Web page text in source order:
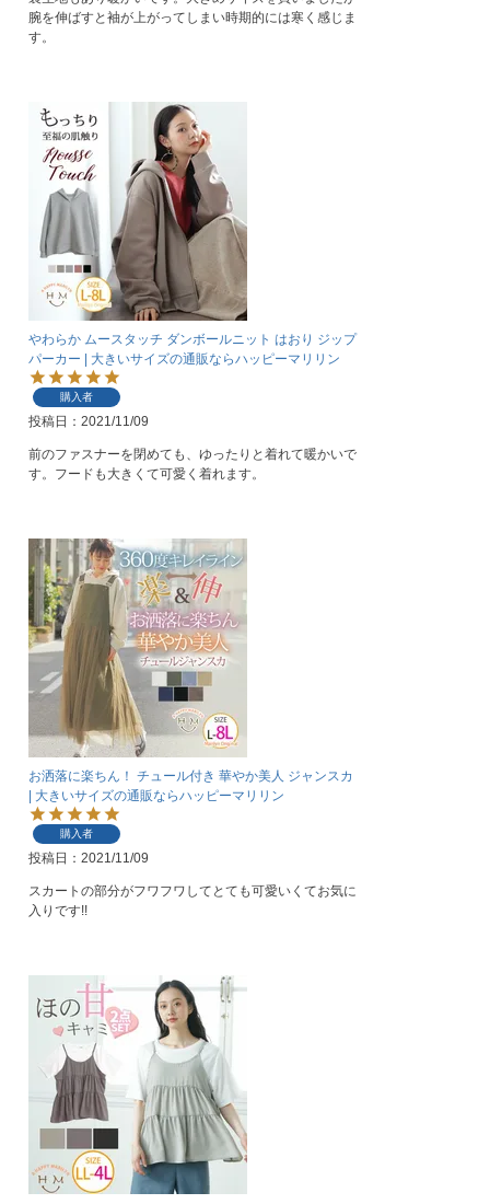
腕を伸ばすと袖が上がってしまい時期的には寒く感じま
す。
やわらか ムースタッチ ダンボールニット はおり ジップ
パーカー | 大きいサイズの通販ならハッピーマリリン
購入者
投稿日 2021/11/09
前のファスナーを閉めても、ゆったりと着れて暖かいで
す。フードも大きくて可愛く着れます。
お洒落に楽ちん！ チュール付き 華やか美人 ジャンスカ
| 大きいサイズの通販ならハッピーマリリン
購入者
投稿日 2021/11/09
スカートの部分がフワフワしてとても可愛いくてお気に
入りです!!